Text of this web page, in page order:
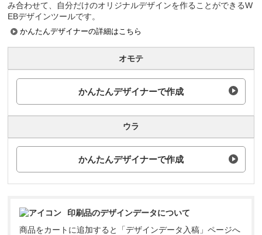
み合わせて、自分だけのオリジナルデザインを作ることができるW
EBデザインツールです。
かんたんデザイナーの詳細はこちら
オモテ
かんたんデザイナーで作成
ウラ
かんたんデザイナーで作成
印刷品のデザインデータについて
商品をカートに追加すると「デザインデータ入稿」ページへ